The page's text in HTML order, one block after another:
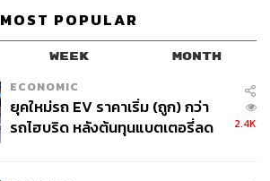
MOST POPULAR
WEEK MONTH
ECONOMIC
ยุคใหม่รถ EV ราคาเริ่ม (ถูก) กว่า
รถไฮบริด หลังต้นทุนแบตเตอรี่ลด
2.4K